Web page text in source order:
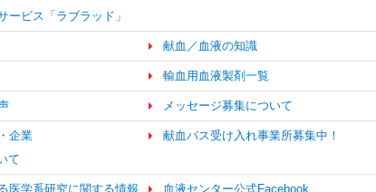
ービス「ラブラッド」
献血／血液の知識
輸血用血液製剤一覧
メッセージ募集について
企業 献血バス受け入れ事業所募集中！
て
医学系研究に関する情報 血液センター公式Facebook